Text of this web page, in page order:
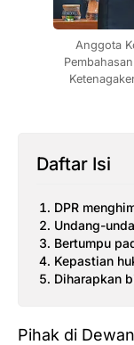
Anggota
Daftar Isi
DPR
Undang-
Bertumpu
Kepastian
Diharapkan
Pihak di